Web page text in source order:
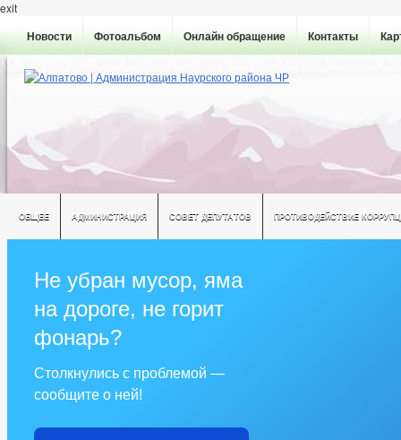
exit
Новости Фотоальбом Онлайн обращение Контакты
ОБЩЕЕ АДМИНИСТРАЦИЯ СОВЕТ ДЕПУТАТОВ ПРОТИВОДЕЙСТВИЕ
Не убран мусор, яма
на дороге, не горит
фонарь?
Столкнулись с проблемой —
сообщите о ней!